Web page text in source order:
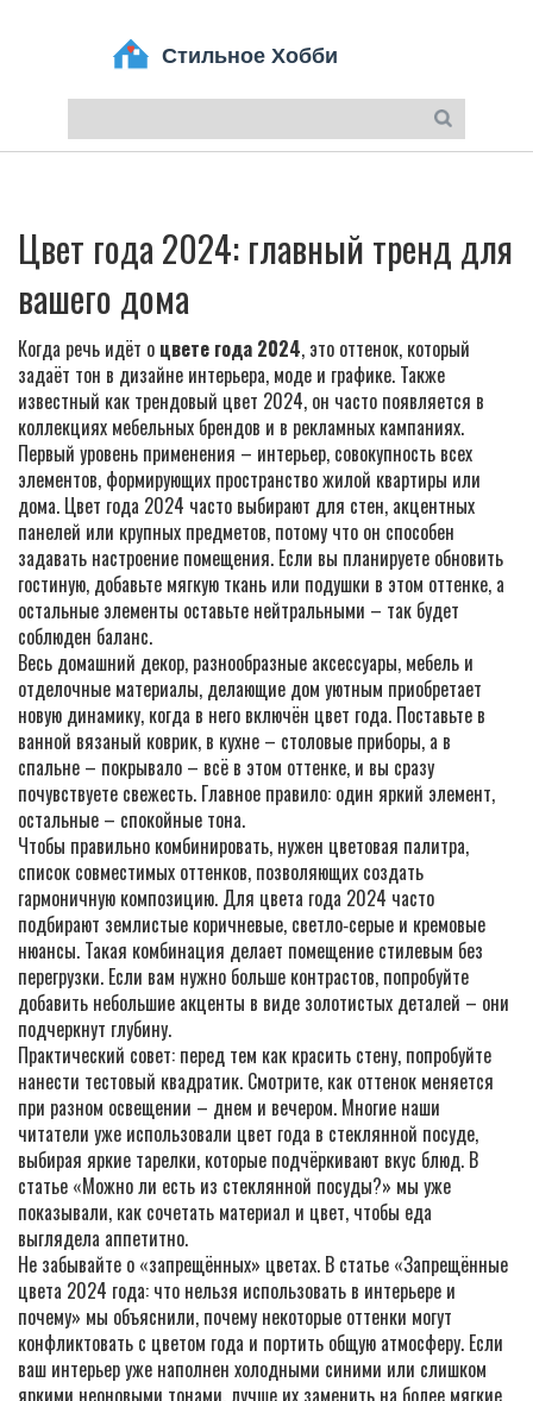
Цвет года 2024: главный тренд для
вашего дома
Когда речь идёт о цвете года 2024, это оттенок, который
задаёт тон в дизайне интерьера, моде и графике. Также
известный как трендовый цвет 2024, он часто появляется в
коллекциях мебельных брендов и в рекламных кампаниях.
Первый уровень применения – интерьер, совокупность всех
элементов, формирующих пространство жилой квартиры или
дома. Цвет года 2024 часто выбирают для стен, акцентных
панелей или крупных предметов, потому что он способен
задавать настроение помещения. Если вы планируете обновить
гостиную, добавьте мягкую ткань или подушки в этом оттенке, а
остальные элементы оставьте нейтральными – так будет
соблюден баланс.
Весь домашний декор, разнообразные аксессуары, мебель и
отделочные материалы, делающие дом уютным приобретает
новую динамику, когда в него включён цвет года. Поставьте в
ванной вязаный коврик, в кухне – столовые приборы, а в
спальне – покрывало – всё в этом оттенке, и вы сразу
почувствуете свежесть. Главное правило: один яркий элемент,
остальные – спокойные тона.
Чтобы правильно комбинировать, нужен цветовая палитра,
список совместимых оттенков, позволяющих создать
гармоничную композицию. Для цвета года 2024 часто
подбирают землистые коричневые, светло‑серые и кремовые
нюансы. Такая комбинация делает помещение стилевым без
перегрузки. Если вам нужно больше контрастов, попробуйте
добавить небольшие акценты в виде золотистых деталей – они
подчеркнут глубину.
Практический совет: перед тем как красить стену, попробуйте
нанести тестовый квадратик. Смотрите, как оттенок меняется
при разном освещении – днем и вечером. Многие наши
читатели уже использовали цвет года в стеклянной посуде,
выбирая яркие тарелки, которые подчёркивают вкус блюд. В
статье «Можно ли есть из стеклянной посуды?» мы уже
показывали, как сочетать материал и цвет, чтобы еда
выглядела аппетитно.
Не забывайте о «запрещённых» цветах. В статье «Запрещённые
цвета 2024 года: что нельзя использовать в интерьере и
почему» мы объяснили, почему некоторые оттенки могут
конфликтовать с цветом года и портить общую атмосферу. Если
ваш интерьер уже наполнен холодными синими или слишком
яркими неоновыми тонами, лучше их заменить на более мягкие